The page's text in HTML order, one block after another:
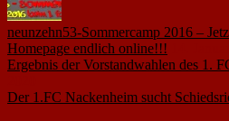
neunzehn53-Sommercamp 2016 –
Homepage endlich online!!!
Ergebnis der Vorstandwahlen des 1.
Der 1.FC Nackenheim sucht